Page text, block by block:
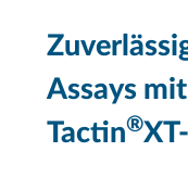
Assays
Tactin®